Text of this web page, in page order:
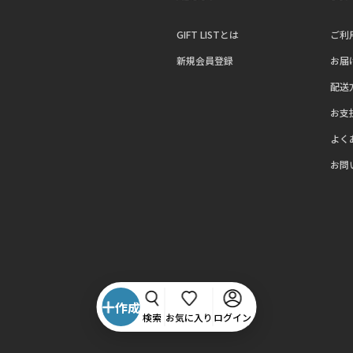
GIFT LISTとは
新規会員登録
ご利
お届
配送
お支
よく
お問
作成
検索 お気に入り ログイン